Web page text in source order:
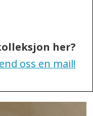
her?
oss en mail!